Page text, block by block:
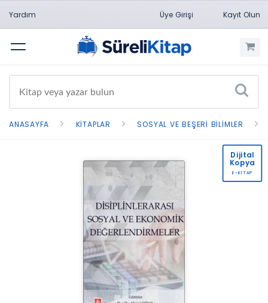
Yardım Üye Girişi Kayıt Olun
Menü
ANASAYFA KITAPLAR SOSYAL VE BEŞERI BILIMLER
Dijital
Kopya
E-KİTAP